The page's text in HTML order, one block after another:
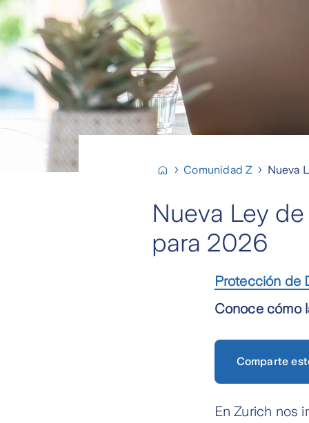
Comunidad Z Nueva
Nueva Ley
para 2026
Protección de
Conoce cómo
Comparte
En Zurich nos